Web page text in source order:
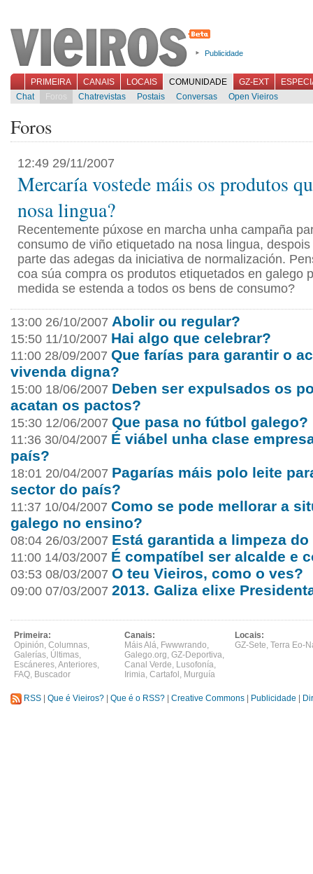
Publicidade
PRIMEIRA CANAIS LOCAIS COMUNIDADE GZ-EXT
Chat
Foros Chatrevistas Postais Conversas Open Vieiros
Foros
12:49 29/11/2007
Mercaría vostede máis os produtos
nosa lingua?
Recentemente púxose en marcha unha campaña
consumo de viño etiquetado na nosa lingua,
parte das adegas da iniciativa de normalización.
coa súa compra os produtos etiquetados en galego
medida se estenda a todos os bens de consumo?
13:00 26/10/2007 Abolir ou regular?
15:50 11/10/2007 Hai algo que celebrar?
11:00 28/09/2007 Que farías para garantir o
vivenda digna?
15:00 18/06/2007 Deben ser expulsados os
acatan os pactos?
15:30 12/06/2007 Que pasa no fútbol galego?
11:36 30/04/2007 É viábel unha clase
país?
18:01 20/04/2007 Pagarías máis polo leite
sector do país?
11:37 10/04/2007 Como se pode mellorar a
galego no ensino?
08:04 26/03/2007 Está garantida a limpeza
11:00 14/03/2007 É compatíbel ser alcalde e
03:53 08/03/2007 O teu Vieiros, como o ves?
09:00 07/03/2007 2013. Galiza elixe
Primeira:
Opinión, Columnas,
Galerías, Últimas,
Escáneres,Anteriores,
FAQ, Buscador
Canais:
Máis Alá, Fwwwrando,
Galego.org, GZ-Deportiva,
Canal Verde, Lusofonía,
Irimia, Cartafol , Murguía
Locais:
GZ-Sete, Terra Eo-
RSS Que é Vieiros? Que é o RSS? Creative Commons Publicidade